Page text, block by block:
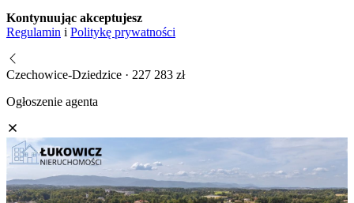
Kontynuując akceptujesz
Regulamin i Politykę prywatności
Czechowice-Dziedzice · 227 283 zł
Ogłoszenie agenta